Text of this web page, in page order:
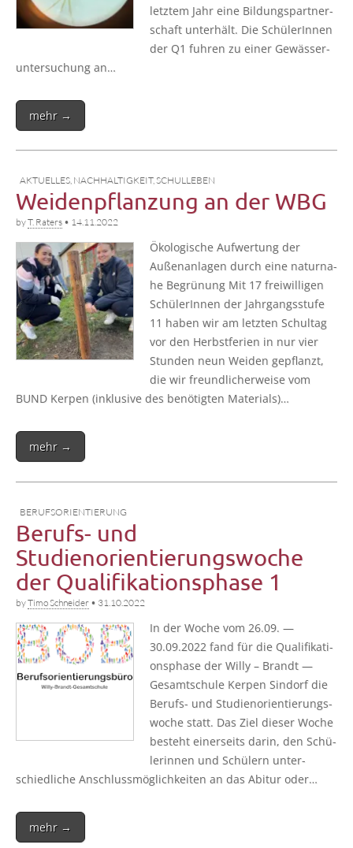
letz­tem Jahr eine Bil­dungs­part­ner­
schaft unter­hält. Die Schü­le­rIn­nen
der Q1 fuh­ren zu einer Gewäs­ser­
un­ter­su­chung an…
mehr →
AKTUELLES, NACHHALTIGKEIT,SCHULLEBEN
Weidenpflanzung an der WBG
byT. Raters • 14.11.2022
Öko­lo­gi­sche Auf­wer­tung der
Außen­an­la­gen durch eine natur­na­
he Begrü­nung Mit 17 frei­wil­li­gen
Schü­le­rIn­nen der Jahr­gangs­stu­fe
11 haben wir am letz­ten Schul­tag
vor den Herbst­fe­ri­en in nur vier
Stun­den neun Wei­den gepflanzt,
die wir freund­li­cher­wei­se vom
BUND Ker­pen (inklu­si­ve des benö­tig­ten Materials)…
mehr →
BERUFSORIENTIERUNG
Berufs- und
Studienorientierungswoche
der Qualifikationsphase 1
byTimo Schneider • 31.10.2022
In der Woche vom 26.09. —
30.09.2022 fand für die Qua­li­fi­ka­ti­
ons­pha­se der Wil­ly – Brandt —
Gesamt­schu­le Ker­pen Sin­dorf die
Berufs- und Stu­di­en­ori­en­tie­rungs­
wo­che statt. Das Ziel die­ser Woche
besteht einer­seits dar­in, den Schü­
le­rin­nen und Schü­lern unter­
schied­li­che Anschluss­mög­lich­kei­ten an das Abitur oder…
mehr →